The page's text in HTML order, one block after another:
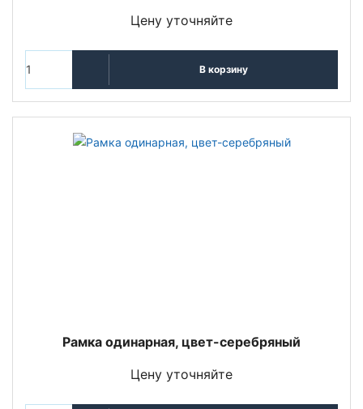
Цену уточняйте
В корзину
Рамка одинарная, цвет-серебряный
Цену уточняйте